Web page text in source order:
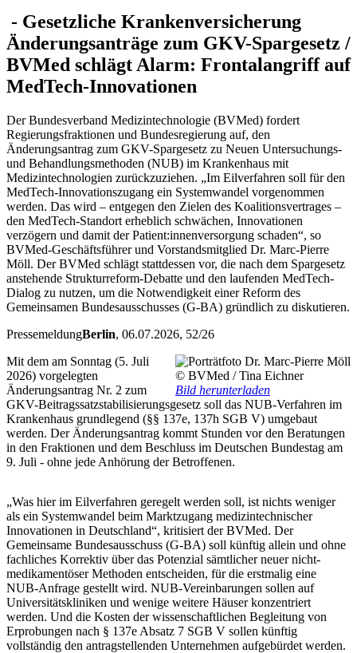
- Gesetzliche Krankenversicherung
Änderungsanträge zum GKV-Spargesetz /
BVMed schlägt Alarm: Frontalangriff auf
MedTech-Innovationen
Der Bundesverband Medizintechnologie (BVMed) fordert
Regierungsfraktionen und Bundesregierung auf, den
Änderungsantrag zum GKV-Spargesetz zu Neuen Untersuchungs-
und Behandlungsmethoden (NUB) im Krankenhaus mit
Medizintechnologien zurückzuziehen. „Im Eilverfahren soll für den
MedTech-Innovationszugang ein Systemwandel vorgenommen
werden. Das wird – entgegen den Zielen des Koalitionsvertrages –
den MedTech-Standort erheblich schwächen, Innovationen
verzögern und damit der Patient:innenversorgung schaden“, so
BVMed-Geschäftsführer und Vorstandsmitglied Dr. Marc-Pierre
Möll. Der BVMed schlägt stattdessen vor, die nach dem Spargesetz
anstehende Strukturreform-Debatte und den laufenden MedTech-
Dialog zu nutzen, um die Notwendigkeit einer Reform des
Gemeinsamen Bundesausschusses (G-BA) gründlich zu diskutieren.
PressemeldungBerlin, 06.07.2026, 52/26
© BVMed / Tina Eichner
Bild herunterladen
Mit dem am Sonntag (5. Juli
2026) vorgelegten
Änderungsantrag Nr. 2 zum
GKV-Beitragssatzstabilisierungsgesetz soll das NUB-Verfahren im
Krankenhaus grundlegend (§§ 137e, 137h SGB V) umgebaut
werden. Der Änderungsantrag kommt Stunden vor den Beratungen
in den Fraktionen und dem Beschluss im Deutschen Bundestag am
9. Juli - ohne jede Anhörung der Betroffenen.
„Was hier im Eilverfahren geregelt werden soll, ist nichts weniger
als ein Systemwandel beim Marktzugang medizintechnischer
Innovationen in Deutschland“, kritisiert der BVMed. Der
Gemeinsame Bundesausschuss (G-BA) soll künftig allein und ohne
fachliches Korrektiv über das Potenzial sämtlicher neuer nicht-
medikamentöser Methoden entscheiden, für die erstmalig eine
NUB-Anfrage gestellt wird. NUB-Vereinbarungen sollen auf
Universitätskliniken und wenige weitere Häuser konzentriert
werden. Und die Kosten der wissenschaftlichen Begleitung von
Erprobungen nach § 137e Absatz 7 SGB V sollen künftig
vollständig den antragstellenden Unternehmen aufgebürdet werden.